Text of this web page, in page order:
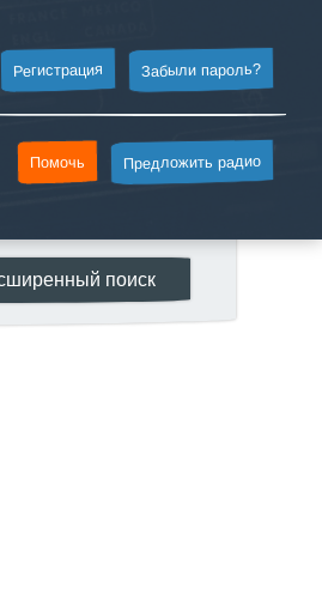
Забыли пароль?
Регистрация
Предложить радио
Помочь